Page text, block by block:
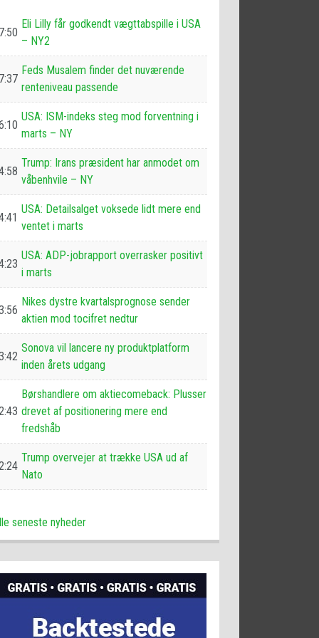
Eli Lilly får godkendt vægttabspille i USA
– NY2
Feds Musalem finder det nuværende
renteniveau passende
USA: ISM-indeks steg mod forventning i
marts – NY
Trump: Irans præsident har anmodet om
våbenhvile – NY
USA: Detailsalget voksede lidt mere end
ventet i marts
USA: ADP-jobrapport overrasker positivt
i marts
Nikes dystre kvartalsprognose sender
aktien mod tocifret nedtur
Sonova vil lancere ny produktplatform
inden årets udgang
Børshandlere om aktiecomeback: Plusser
drevet af positionering mere end
fredshåb
Trump overvejer at trække USA ud af
Nato
seneste nyheder